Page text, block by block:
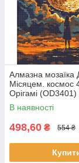
Алмазна мозаїка
Місяцем. космос
Орігамі (OD3401)
В наявності
498,60 ₴ 554 ₴